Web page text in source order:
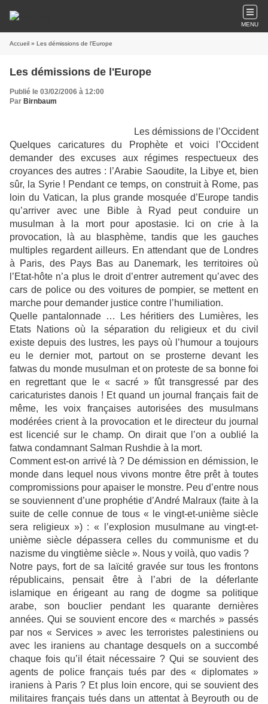
MENU
Accueil » Les démissions de l'Europe
Les démissions de l'Europe
Publié le 03/02/2006 à 12:00
Par Birnbaum
Les démissions de l’Occident
Quelques caricatures du Prophète et voici l’Occident
demander des excuses aux régimes respectueux des
croyances des autres : l’Arabie Saoudite, la Libye et, bien
sûr, la Syrie ! Pendant ce temps, on construit à Rome, pas
loin du Vatican, la plus grande mosquée d’Europe tandis
qu’arriver avec une Bible à Ryad peut conduire un
musulman à la mort pour apostasie. Ici on crie à la
provocation, là au blasphème, tandis que les gauches
multiples regardent ailleurs. En attendant que de Londres
à Paris, des Pays Bas au Danemark, les territoires où
l’Etat-hôte n’a plus le droit d’entrer autrement qu’avec des
cars de police ou des voitures de pompier, se mettent en
marche pour demander justice contre l’humiliation.
Quelle pantalonnade … Les héritiers des Lumières, les
Etats Nations où la séparation du religieux et du civil
existe depuis des lustres, les pays où l’humour a toujours
eu le dernier mot, partout on se prosterne devant les
fatwas du monde musulman et on proteste de sa bonne foi
en regrettant que le « sacré » fût transgressé par des
caricaturistes danois ! Et quand un journal français fait de
même, les voix françaises autorisées des musulmans
modérées crient à la provocation et le directeur du journal
est licencié sur le champ. On dirait que l’on a oublié la
fatwa condamnant Salman Rushdie à la mort.
Comment est-on arrivé là ? De démission en démission, le
monde dans lequel nous vivons montre être prêt à toutes
compromissions pour apaiser le monstre. Peu d’entre nous
se souviennent d’une prophétie d’André Malraux (faite à la
suite de celle connue de tous « le vingt-et-unième siècle
sera religieux ») : « l’explosion musulmane au vingt-et-
unième siècle dépassera celles du communisme et du
nazisme du vingtième siècle ». Nous y voilà, quo vadis ?
Notre pays, fort de sa laïcité gravée sur tous les frontons
républicains, pensait être à l’abri de la déferlante
islamique en érigeant au rang de dogme sa politique
arabe, son bouclier pendant les quarante dernières
années. Qui se souvient encore des « marchés » passés
par nos « Services » avec les terroristes palestiniens ou
avec les iraniens au chantage desquels on a succombé
chaque fois qu’il était nécessaire ? Qui se souvient des
agents de police français tués par des « diplomates »
iraniens à Paris ? Et plus loin encore, qui se souvient des
militaires français tués dans un attentat à Beyrouth ou de